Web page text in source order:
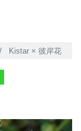
Kistar × 彼岸花